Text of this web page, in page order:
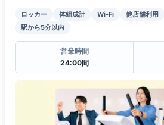
ロッカー 体組成計 Wi-Fi 他店舗利用
駅から5分以内
営業時間
24:00間